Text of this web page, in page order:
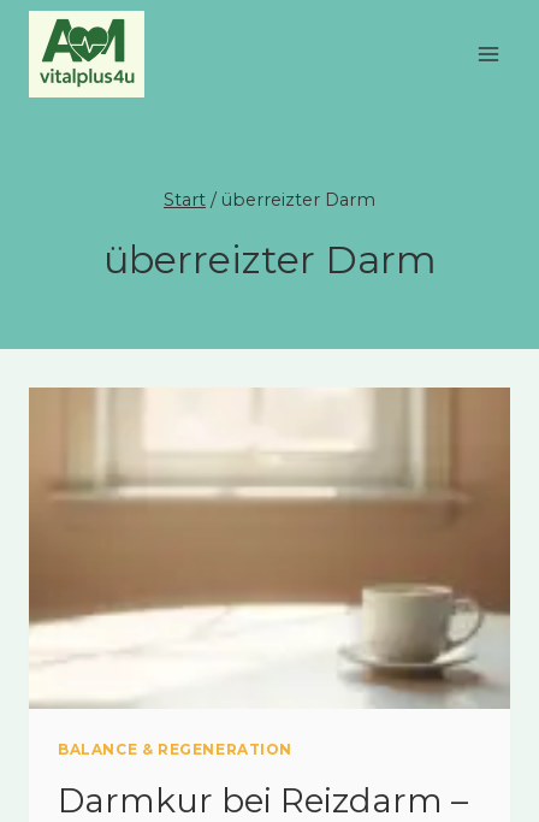
Zum
Inhalt
springen
Start / überreizter Darm
überreizter Darm
BALANCE & REGENERATION
Darmkur bei Reizdarm –